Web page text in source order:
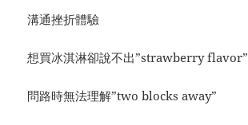
溝通挫折體驗
想買冰淇淋卻說不出”strawberry flavor”
問路時無法理解”two blocks away”